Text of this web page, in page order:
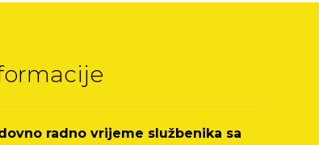
radno vrijeme službenika sa